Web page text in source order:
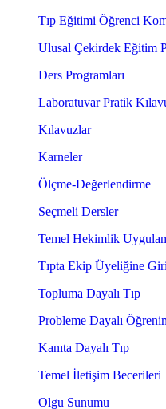
Tıp Eğitimi Öğrenci
Ulusal Çekirdek Eğitim
Ders Programları
Laboratuvar Pratik
Kılavuzlar
Karneler
Ölçme-Değerlendirme
Seçmeli Dersler
Temel Hekimlik
Tıpta Ekip Üyeliğine
Topluma Dayalı Tıp
Probleme Dayalı
Kanıta Dayalı Tıp
Temel İletişim Becerileri
Olgu Sunumu